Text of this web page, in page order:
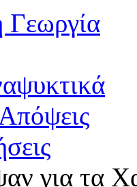
Γεωργία
για τα